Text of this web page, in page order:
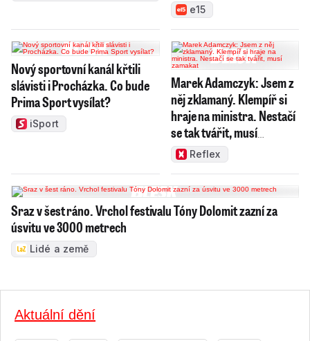
e15
Nový sportovní kanál křtili
slávisti i Procházka. Co bude
Prima Sport vysílat?
iSport
Marek Adamczyk: Jsem z
něj zklamaný. Klempíř si
hraje na ministra. Nestačí
se tak tvářit, musí
zamakat
Reflex
Sraz v šest ráno. Vrchol festivalu Tóny Dolomit zazní za
úsvitu ve 3000 metrech
Lidé a země
Aktuální dění